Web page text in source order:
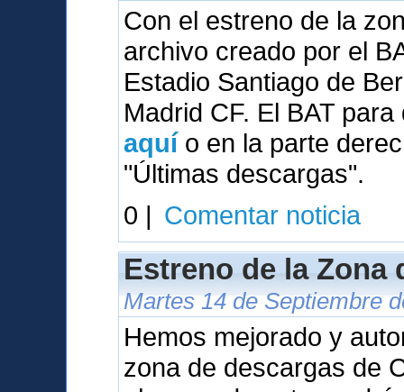
Con el estreno de la
archivo creado por el
Estadio Santiago de
Madrid CF. El BAT
aquí o en la parte
"Últimas descargas".
0 | Comentar noticia
Estreno de la Zona
Martes 14 de Septiembre
Hemos mejorado y
zona de descargas de